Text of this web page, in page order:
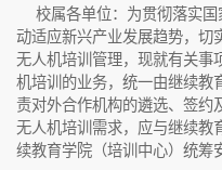
校属各单位：为贯彻落实
动适应新兴产业发展趋势，切
无人机培训管理，现就有关事
机培训的业务，统一由继续教
责对外合作机构的遴选、签约
无人机培训需求，应与继续教
续教育学院（培训中心）统筹